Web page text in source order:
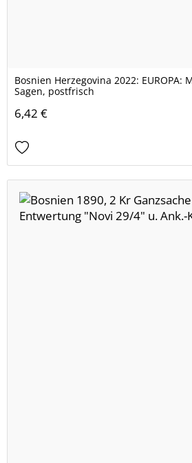
Bosnien Herzegovina 2022: EUROPA:
Sagen, postfrisch
6,42 €